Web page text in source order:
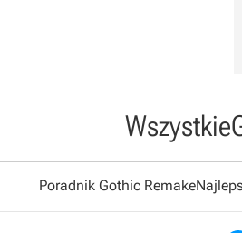
Wszystkie
Poradnik Gothic Remake